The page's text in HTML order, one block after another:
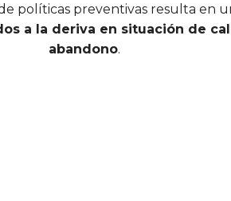
políticas preventivas resulta en
a la deriva en situación de
abandono.